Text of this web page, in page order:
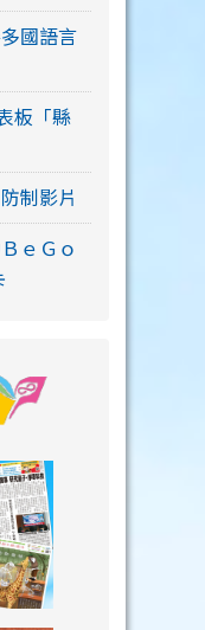
國語言
板「縣
制影片
ｅＧｏ